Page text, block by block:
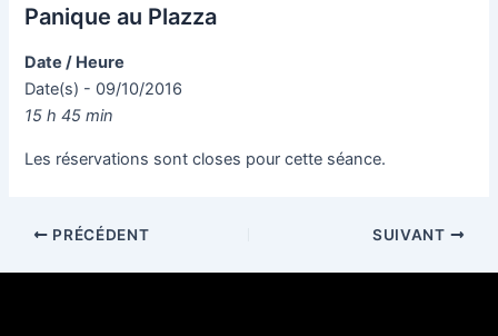
Panique au Plazza
Date / Heure
Date(s) - 09/10/2016
15 h 45 min
Les réservations sont closes pour cette séance.
PRÉCÉDENT SUIVANT